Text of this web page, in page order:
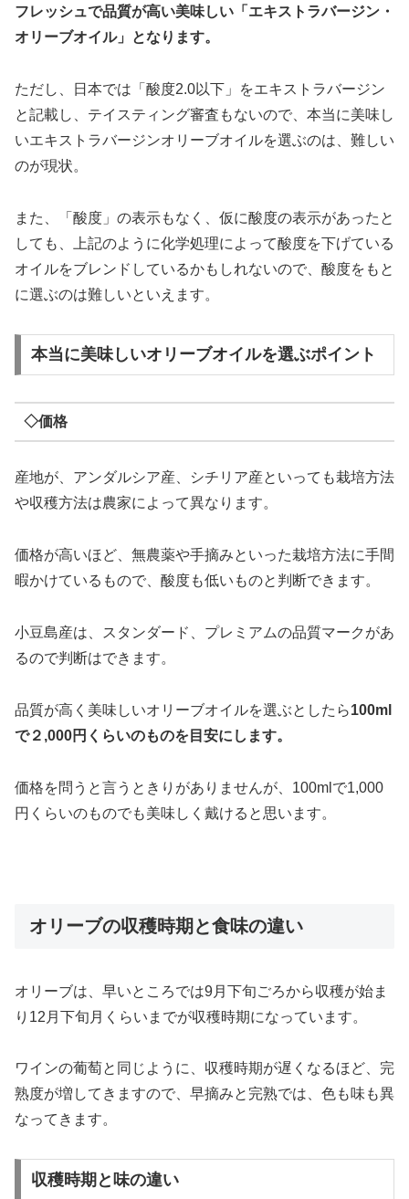
フレッシュで品質が高い美味しい「エキストラバージン・
オリーブオイル」となります。
ただし、日本では「酸度2.0以下」をエキストラバージン
と記載し、テイスティング審査もないので、本当に美味し
いエキストラバージンオリーブオイルを選ぶのは、難しい
のが現状。
また、「酸度」の表示もなく、仮に酸度の表示があったと
しても、上記のように化学処理によって酸度を下げている
オイルをブレンドしているかもしれないので、酸度をもと
に選ぶのは難しいといえます。
本当に美味しいオリーブオイルを選ぶポイント
◇価格
産地が、アンダルシア産、シチリア産といっても栽培方法
や収穫方法は農家によって異なります。
価格が高いほど、無農薬や手摘みといった栽培方法に手間
暇かけているもので、酸度も低いものと判断できます。
小豆島産は、スタンダード、プレミアムの品質マークがあ
るので判断はできます。
品質が高く美味しいオリーブオイルを選ぶとしたら100ml
で２,000円くらいのものを目安にします。
価格を問うと言うときりがありませんが、100mlで1,000
円くらいのものでも美味しく戴けると思います。
オリーブの収穫時期と食味の違い
オリーブは、早いところでは9月下旬ごろから収穫が始ま
り12月下旬月くらいまでが収穫時期になっています。
ワインの葡萄と同じように、収穫時期が遅くなるほど、完
熟度が増してきますので、早摘みと完熟では、色も味も異
なってきます。
収穫時期と味の違い